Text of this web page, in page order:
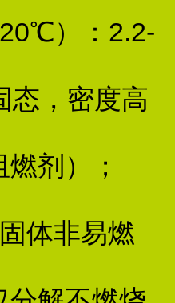
）：2.2-
态，密度高
剂）；
体非易燃